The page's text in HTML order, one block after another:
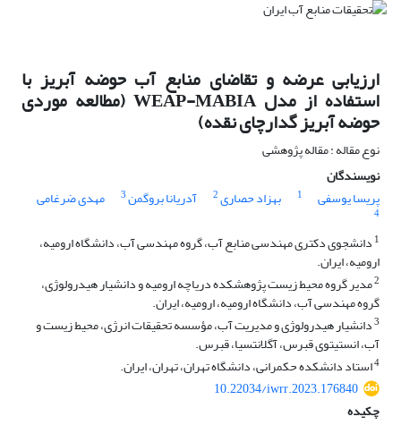
ارزیابی عرضه و تقاضای منابع آب حوضه آبریز با
استفاده از مدل WEAP-MABIA (مطالعه موردی
حوضه آبریز گدارچای نقده)
نوع مقاله : مقاله پژوهشی
نویسندگان
پریسا یوسفی
1 بهزاد حصاری2 آدریانا بروگمن3 مهدی ضرغامی
4
1 دانشجوی دکتری مهندسی منابع آب، گروه مهندسی آب، دانشگاه ارومیه،
ارومیه، ایران.
2مدیر گروه محیط زیست پژوهشکده دریاچه ارومیه و دانشیار هیدرولوژی،
گروه مهندسی آب، دانشگاه ارومیه، ارومیه، ایران.
3دانشیار هیدرولوژی و مدیریت آب، مؤسسه تحقیقات انرژی، محیط زیست و
آب، انستیتوی قبرس، آگلانتسیا، قبرس.
4استاد دانشکده حکمرانی، دانشگاه تهران، تهران، ایران.
10.22034/iwrr.2023.176840
چکیده